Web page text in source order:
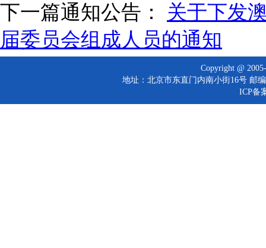
下一篇通知公告： 关于下发
届委员会组成人员的通知
Copyright @
地址：北京市东直门内南小街16号 邮
ICP备